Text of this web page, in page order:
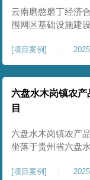
均匀沉降隐患，为
业项目
云南磨憨磨丁经济
围网区基础设施建
商贸、口岸监管、
基础设施工程。项
为场地地基处理，
万平方米，采用强
艺，通过全场地强
力、消除不均匀沉
后续建（构）筑物
使
[项目案例]
六盘水木岗镇农
目
六盘水木岗镇农产
坐落于贵州省六盘
房、分拣车间、配
[项目案例]